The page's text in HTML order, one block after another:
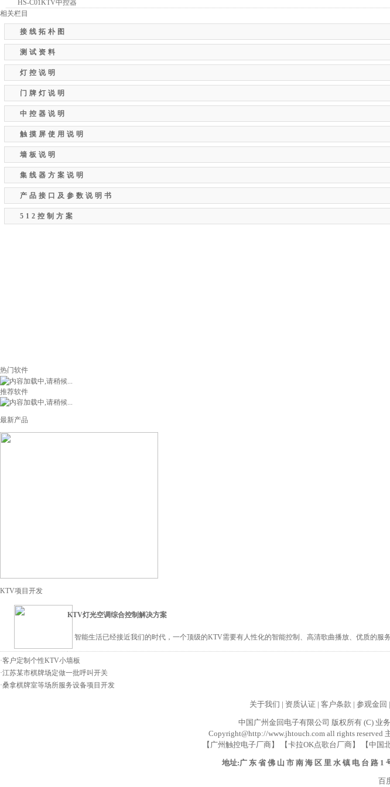
HS-C01KTV中控器
相关栏目
接线拓朴图
测试资料
灯控说明
门牌灯说明
中控器说明
触摸屏使用说明
墙板说明
集线器方案说明
产品接口及参数说明书
512控制方案
热门软件
推荐软件
最新产品
KTV项目开发
KTV灯光空调综合控制解决方案
智能生活已经接近我们的时代，一个顶级的KTV需要有人性化的智能控制、高清歌曲播放、优质的服
·客户定制个性KTV小墙板
·江苏某市棋牌场定做一批呼叫开关
·桑拿棋牌室等场所服务设备项目开发
关于我们 | 资质认证 | 客户条款 | 参观金回 |
中国广州金回电子有限公司 版权所有 (C) 业
Copyright@http://www.jhtouch.com all rights reserved
【广州触控电子厂商】 【卡拉OK点歌台厂商】 【中
地址:广 东 省 佛 山 市 南 海 区 里 水 镇 电 台 路 1
百